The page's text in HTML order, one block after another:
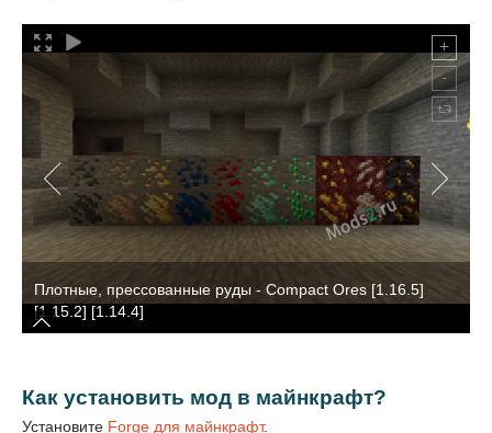
Плотные, прессованные руды - Compact Ores [1.16.5]
[1.15.2] [1.14.4]
Как установить мод в майнкрафт?
Установите Forge для майнкрафт.